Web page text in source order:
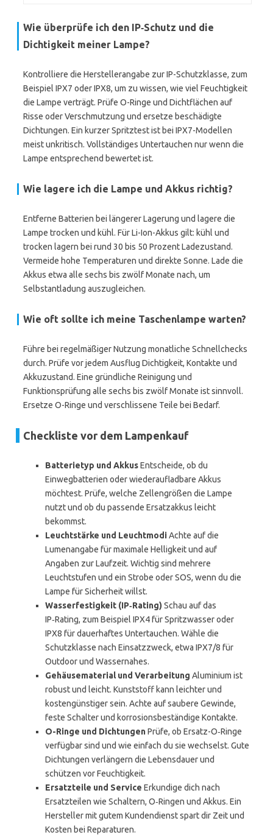
Wie überprüfe ich den IP‑Schutz und die
Dichtigkeit meiner Lampe?
Kontrolliere die Herstellerangabe zur IP-Schutzklasse, zum
Beispiel IPX7 oder IPX8, um zu wissen, wie viel Feuchtigkeit
die Lampe verträgt. Prüfe O-Ringe und Dichtflächen auf
Risse oder Verschmutzung und ersetze beschädigte
Dichtungen. Ein kurzer Spritztest ist bei IPX7-Modellen
meist unkritisch. Vollständiges Untertauchen nur wenn die
Lampe entsprechend bewertet ist.
Wie lagere ich die Lampe und Akkus richtig?
Entferne Batterien bei längerer Lagerung und lagere die
Lampe trocken und kühl. Für Li-Ion-Akkus gilt: kühl und
trocken lagern bei rund 30 bis 50 Prozent Ladezustand.
Vermeide hohe Temperaturen und direkte Sonne. Lade die
Akkus etwa alle sechs bis zwölf Monate nach, um
Selbstantladung auszugleichen.
Wie oft sollte ich meine Taschenlampe warten?
Führe bei regelmäßiger Nutzung monatliche Schnellchecks
durch. Prüfe vor jedem Ausflug Dichtigkeit, Kontakte und
Akkuzustand. Eine gründliche Reinigung und
Funktionsprüfung alle sechs bis zwölf Monate ist sinnvoll.
Ersetze O-Ringe und verschlissene Teile bei Bedarf.
Checkliste vor dem Lampenkauf
Batterietyp und AkkusEntscheide, ob du
Einwegbatterien oder wiederaufladbare Akkus
möchtest. Prüfe, welche Zellengrößen die Lampe
nutzt und ob du passende Ersatzakkus leicht
bekommst.
Leuchtstärke und LeuchtmodiAchte auf die
Lumenangabe für maximale Helligkeit und auf
Angaben zur Laufzeit. Wichtig sind mehrere
Leuchtstufen und ein Strobe oder SOS, wenn du die
Lampe für Sicherheit willst.
Wasserfestigkeit (IP‑Rating) Schau auf das
IP‑Rating, zum Beispiel IPX4 für Spritzwasser oder
IPX8 für dauerhaftes Untertauchen. Wähle die
Schutzklasse nach Einsatzzweck, etwa IPX7/8 für
Outdoor und Wassernahes.
Gehäusematerial und Verarbeitung Aluminium ist
robust und leicht. Kunststoff kann leichter und
kostengünstiger sein. Achte auf saubere Gewinde,
feste Schalter und korrosionsbeständige Kontakte.
O-Ringe und DichtungenPrüfe, ob Ersatz-O‑Ringe
verfügbar sind und wie einfach du sie wechselst. Gute
Dichtungen verlängern die Lebensdauer und
schützen vor Feuchtigkeit.
Ersatzteile und Service Erkundige dich nach
Ersatzteilen wie Schaltern, O‑Ringen und Akkus. Ein
Hersteller mit gutem Kundendienst spart dir Zeit und
Kosten bei Reparaturen.